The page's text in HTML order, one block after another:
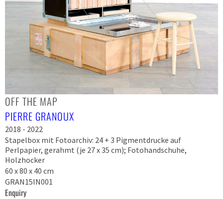
OFF THE MAP
PIERRE GRANOUX
2018 - 2022
Stapelbox mit Fotoarchiv: 24 + 3 Pigmentdrucke auf
Perlpapier, gerahmt (je 27 x 35 cm); Fotohandschuhe,
Holzhocker
60 x 80 x 40 cm
GRAN15IN001
Enquiry